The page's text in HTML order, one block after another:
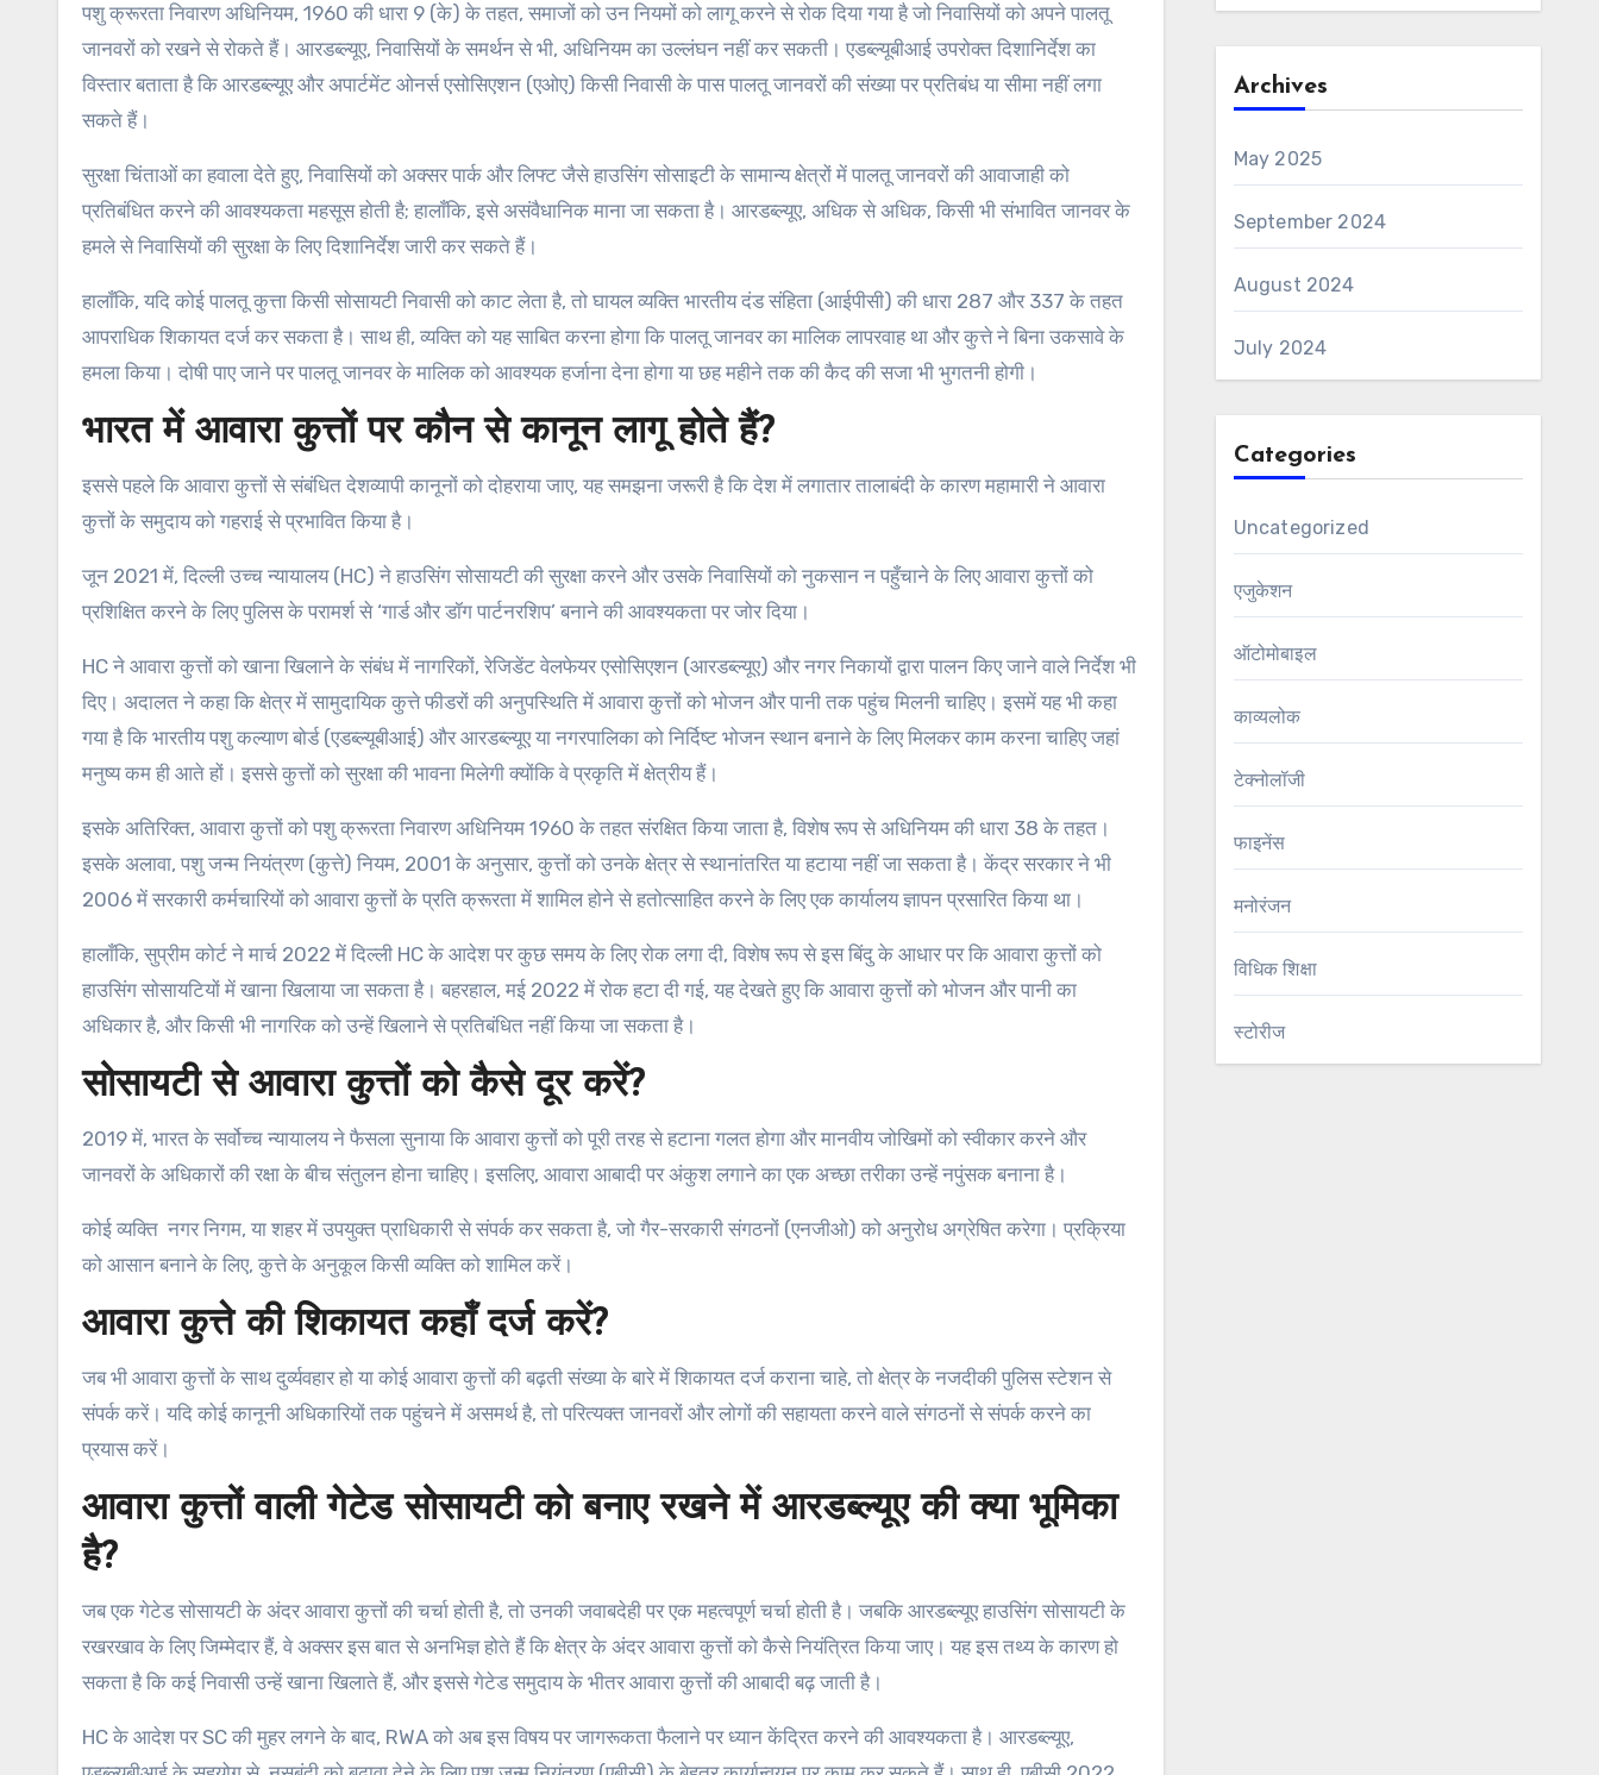
पशु क्रूरता निवारण अधिनियम, 1960 की धारा 9 (के) के तहत, समाजों को उन नियमों को लागू करने से रोक दिया गया है जो निवासियों को अपने पालतू
जानवरों को रखने से रोकते हैं। आरडब्ल्यूए, निवासियों के समर्थन से भी, अधिनियम का उल्लंघन नहीं कर सकती। एडब्ल्यूबीआई उपरोक्त दिशानिर्देश का
विस्तार बताता है कि आरडब्ल्यूए और अपार्टमेंट ओनर्स एसोसिएशन (एओए) किसी निवासी के पास पालतू जानवरों की संख्या पर प्रतिबंध या सीमा नहीं लगा
सकते हैं।
सुरक्षा चिंताओं का हवाला देते हुए, निवासियों को अक्सर पार्क और लिफ्ट जैसे हाउसिंग सोसाइटी के सामान्य क्षेत्रों में पालतू जानवरों की आवाजाही को
प्रतिबंधित करने की आवश्यकता महसूस होती है; हालाँकि, इसे असंवैधानिक माना जा सकता है। आरडब्ल्यूए, अधिक से अधिक, किसी भी संभावित जानवर के
हमले से निवासियों की सुरक्षा के लिए दिशानिर्देश जारी कर सकते हैं।
हालाँकि, यदि कोई पालतू कुत्ता किसी सोसायटी निवासी को काट लेता है, तो घायल व्यक्ति भारतीय दंड संहिता (आईपीसी) की धारा 287 और 337 के तहत
आपराधिक शिकायत दर्ज कर सकता है। साथ ही, व्यक्ति को यह साबित करना होगा कि पालतू जानवर का मालिक लापरवाह था और कुत्ते ने बिना उकसावे के
हमला किया। दोषी पाए जाने पर पालतू जानवर के मालिक को आवश्यक हर्जाना देना होगा या छह महीने तक की कैद की सजा भी भुगतनी होगी।
भारत में आवारा कुत्तों पर कौन से कानून लागू होते हैं?
इससे पहले कि आवारा कुत्तों से संबंधित देशव्यापी कानूनों को दोहराया जाए, यह समझना जरूरी है कि देश में लगातार तालाबंदी के कारण महामारी ने आवारा
कुत्तों के समुदाय को गहराई से प्रभावित किया है।
जून 2021 में, दिल्ली उच्च न्यायालय (HC) ने हाउसिंग सोसायटी की सुरक्षा करने और उसके निवासियों को नुकसान न पहुँचाने के लिए आवारा कुत्तों को
प्रशिक्षित करने के लिए पुलिस के परामर्श से ‘गार्ड और डॉग पार्टनरशिप’ बनाने की आवश्यकता पर जोर दिया।
HC ने आवारा कुत्तों को खाना खिलाने के संबंध में नागरिकों, रेजिडेंट वेलफेयर एसोसिएशन (आरडब्ल्यूए) और नगर निकायों द्वारा पालन किए जाने वाले निर्देश भी
दिए। अदालत ने कहा कि क्षेत्र में सामुदायिक कुत्ते फीडरों की अनुपस्थिति में आवारा कुत्तों को भोजन और पानी तक पहुंच मिलनी चाहिए। इसमें यह भी कहा
गया है कि भारतीय पशु कल्याण बोर्ड (एडब्ल्यूबीआई) और आरडब्ल्यूए या नगरपालिका को निर्दिष्ट भोजन स्थान बनाने के लिए मिलकर काम करना चाहिए जहां
मनुष्य कम ही आते हों। इससे कुत्तों को सुरक्षा की भावना मिलेगी क्योंकि वे प्रकृति में क्षेत्रीय हैं।
इसके अतिरिक्त, आवारा कुत्तों को पशु क्रूरता निवारण अधिनियम 1960 के तहत संरक्षित किया जाता है, विशेष रूप से अधिनियम की धारा 38 के तहत।
इसके अलावा, पशु जन्म नियंत्रण (कुत्ते) नियम, 2001 के अनुसार, कुत्तों को उनके क्षेत्र से स्थानांतरित या हटाया नहीं जा सकता है। केंद्र सरकार ने भी
2006 में सरकारी कर्मचारियों को आवारा कुत्तों के प्रति क्रूरता में शामिल होने से हतोत्साहित करने के लिए एक कार्यालय ज्ञापन प्रसारित किया था।
हालाँकि, सुप्रीम कोर्ट ने मार्च 2022 में दिल्ली HC के आदेश पर कुछ समय के लिए रोक लगा दी, विशेष रूप से इस बिंदु के आधार पर कि आवारा कुत्तों को
हाउसिंग सोसायटियों में खाना खिलाया जा सकता है। बहरहाल, मई 2022 में रोक हटा दी गई, यह देखते हुए कि आवारा कुत्तों को भोजन और पानी का
अधिकार है, और किसी भी नागरिक को उन्हें खिलाने से प्रतिबंधित नहीं किया जा सकता है।
सोसायटी से आवारा कुत्तों को कैसे दूर करें?
2019 में, भारत के सर्वोच्च न्यायालय ने फैसला सुनाया कि आवारा कुत्तों को पूरी तरह से हटाना गलत होगा और मानवीय जोखिमों को स्वीकार करने और
जानवरों के अधिकारों की रक्षा के बीच संतुलन होना चाहिए। इसलिए, आवारा आबादी पर अंकुश लगाने का एक अच्छा तरीका उन्हें नपुंसक बनाना है।
कोई व्यक्ति नगर निगम, या शहर में उपयुक्त प्राधिकारी से संपर्क कर सकता है, जो गैर-सरकारी संगठनों (एनजीओ) को अनुरोध अग्रेषित करेगा। प्रक्रिया
को आसान बनाने के लिए, कुत्ते के अनुकूल किसी व्यक्ति को शामिल करें।
आवारा कुत्ते की शिकायत कहाँ दर्ज करें?
जब भी आवारा कुत्तों के साथ दुर्व्यवहार हो या कोई आवारा कुत्तों की बढ़ती संख्या के बारे में शिकायत दर्ज कराना चाहे, तो क्षेत्र के नजदीकी पुलिस स्टेशन से
संपर्क करें। यदि कोई कानूनी अधिकारियों तक पहुंचने में असमर्थ है, तो परित्यक्त जानवरों और लोगों की सहायता करने वाले संगठनों से संपर्क करने का
प्रयास करें।
आवारा कुत्तों वाली गेटेड सोसायटी को बनाए रखने में आरडब्ल्यूए की क्या भूमिका
है?
जब एक गेटेड सोसायटी के अंदर आवारा कुत्तों की चर्चा होती है, तो उनकी जवाबदेही पर एक महत्वपूर्ण चर्चा होती है। जबकि आरडब्ल्यूए हाउसिंग सोसायटी के
रखरखाव के लिए जिम्मेदार हैं, वे अक्सर इस बात से अनभिज्ञ होते हैं कि क्षेत्र के अंदर आवारा कुत्तों को कैसे नियंत्रित किया जाए। यह इस तथ्य के कारण हो
सकता है कि कई निवासी उन्हें खाना खिलाते हैं, और इससे गेटेड समुदाय के भीतर आवारा कुत्तों की आबादी बढ़ जाती है।
HC के आदेश पर SC की मुहर लगने के बाद, RWA को अब इस विषय पर जागरूकता फैलाने पर ध्यान केंद्रित करने की आवश्यकता है। आरडब्ल्यूए,
Archives
May 2025
September 2024
August 2024
July 2024
Categories
Uncategorized
एजुकेशन
ऑटोमोबाइल
काव्यलोक
टेक्नोलॉजी
फाइनेंस
मनोरंजन
विधिक शिक्षा
स्टोरीज